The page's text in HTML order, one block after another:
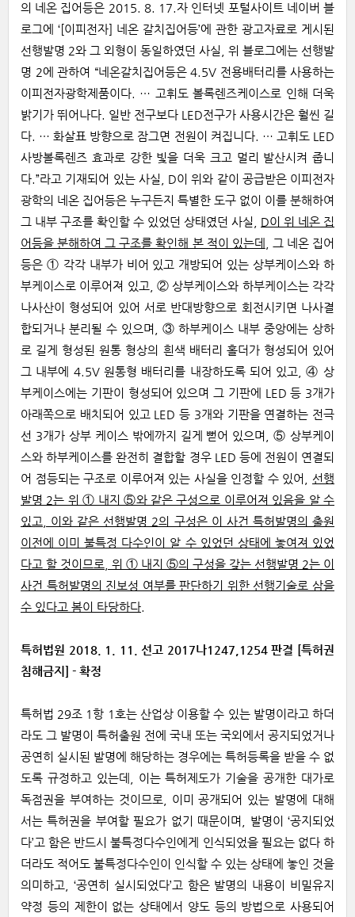
의 네온 집어등은 2015. 8. 17.자 인터넷 포털사이트 네이버 블
로그에 ‘[이피전자] 네온 갈치집어등’에 관한 광고자료로 게시된
선행발명 2와 그 외형이 동일하였던 사실, 위 블로그에는 선행발
명 2에 관하여 “네온갈치집어등은 4.5V 전용배터리를 사용하는
이피전자광학제품이다. … 고휘도 볼록렌즈케이스로 인해 더욱
밝기가 뛰어나다. 일반 전구보다 LED전구가 사용시간은 훨씬 길
다. … 화살표 방향으로 잠그면 전원이 켜집니다. … 고휘도 LED
사방볼록렌즈 효과로 강한 빛을 더욱 크고 멀리 발산시켜 줍니
다.”라고 기재되어 있는 사실, D이 위와 같이 공급받은 이피전자
광학의 네온 집어등은 누구든지 특별한 도구 없이 이를 분해하여
그 내부 구조를 확인할 수 있었던 상태였던 사실, D이 위 네온 집
어등을 분해하여 그 구조를 확인해 본 적이 있는데
, 그 네온 집어
등은 ① 각각 내부가 비어 있고 개방되어 있는 상부케이스와 하
부케이스로 이루어져 있고, ② 상부케이스와 하부케이스는 각각
나사산이 형성되어 있어 서로 반대방향으로 회전시키면 나사결
합되거나 분리될 수 있으며, ③ 하부케이스 내부 중앙에는 상하
로 길게 형성된 원통 형상의 흰색 배터리 홀더가 형성되어 있어
그 내부에 4.5V 원통형 배터리를 내장하도록 되어 있고, ④ 상
부케이스에는 기판이 형성되어 있으며 그 기판에 LED 등 3개가
아래쪽으로 배치되어 있고 LED 등 3개와 기판을 연결하는 전극
선 3개가 상부 케이스 밖에까지 길게 뻗어 있으며, ⑤ 상부케이
스와 하부케이스를 완전히 결합할 경우 LED 등에 전원이 연결되
어 점등되는 구조로 이루어져 있는 사실을 인정할 수 있어, 선행
발명 2는 위 ① 내지 ⑤와 같은 구성으로 이루어져 있음을 알 수
있고, 이와 같은 선행발명 2의 구성은 이 사건 특허발명의 출원
이전에 이미 불특정 다수인이 알 수 있었던 상태에 놓여져 있었
다고 할 것이므로, 위 ① 내지 ⑤의 구성을 갖는 선행발명 2는 이
사건 특허발명의 진보성 여부를 판단하기 위한 선행기술로 삼을
수 있다고 봄이 타당하다
특허법원 2018. 1. 11. 선고 2017나1247,1254 판결 [특허권
침해금지] - 확정
특허법 29조 1항 1호는 산업상 이용할 수 있는 발명이라고 하더
라도 그 발명이 특허출원 전에 국내 또는 국외에서 공지되었거나
공연히 실시된 발명에 해당하는 경우에는 특허등록을 받을 수 없
도록 규정하고 있는데, 이는 특허제도가 기술을 공개한 대가로
독점권을 부여하는 것이므로, 이미 공개되어 있는 발명에 대해
서는 특허권을 부여할 필요가 없기 때문이며, 발명이 ‘공지되었
다’고 함은 반드시 불특정다수인에게 인식되었을 필요는 없다 하
더라도 적어도 불특정다수인이 인식할 수 있는 상태에 놓인 것을
의미하고, ‘공연히 실시되었다’고 함은 발명의 내용이 비밀유지
약정 등의 제한이 없는 상태에서 양도 등의 방법으로 사용되어